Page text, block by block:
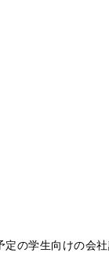
の学生向けの会